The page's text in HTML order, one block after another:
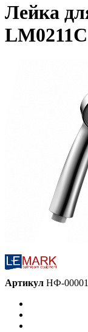
Лейка
LM0211C
Артикул НФ-